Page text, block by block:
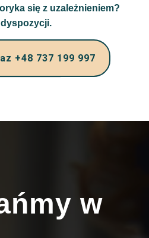
się z uzależnieniem?
dyspozycji.
+48 737 199 997
w